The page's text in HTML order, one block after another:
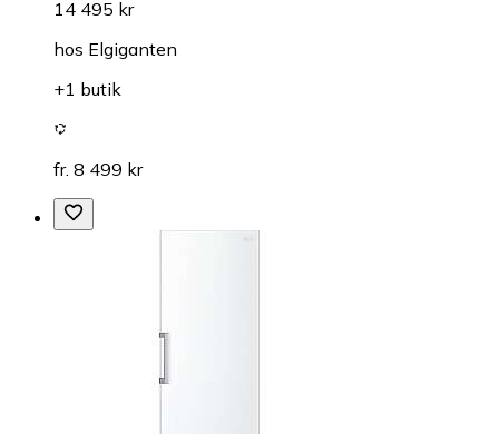
14 495 kr
hos Elgiganten
+1 butik
fr. 8 499 kr